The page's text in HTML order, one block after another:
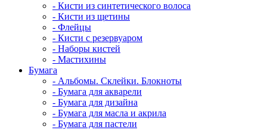
- Кисти из синтетического волоса
- Кисти из щетины
- Флейцы
- Кисти с резервуаром
- Наборы кистей
- Мастихины
Бумага
- Альбомы. Склейки. Блокноты
- Бумага для акварели
- Бумага для дизайна
- Бумага для масла и акрила
- Бумага для пастели